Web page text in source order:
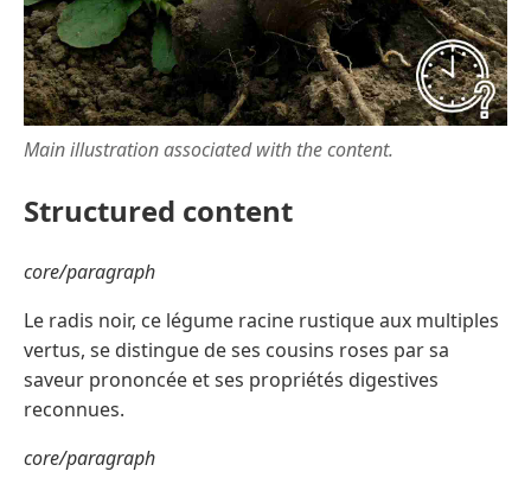
Main illustration associated with the content.
Structured content
core/paragraph
Le radis noir, ce légume racine rustique aux multiples
vertus, se distingue de ses cousins roses par sa
saveur prononcée et ses propriétés digestives
reconnues.
core/paragraph